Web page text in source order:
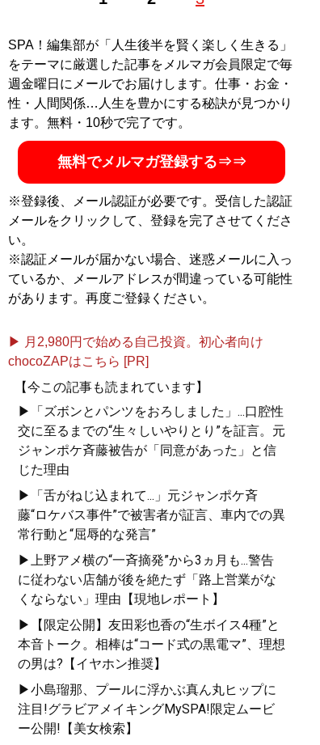
SPA！編集部が「人生後半を賢く楽しく生きる」
をテーマに厳選した記事をメルマガ会員限定で毎
週金曜日にメールでお届けします。仕事・お金・
性・人間関係…人生を豊かにする秘訣が見つかり
ます。無料・10秒で完了です。
無料でメルマガ登録する⇒⇒
※登録後、メール認証が必要です。受信した認証
メールをクリックして、登録を完了させてくださ
い。
※認証メールが届かない場合、迷惑メールに入っ
ているか、メールアドレスが間違っている可能性
があります。再度ご登録ください。
▶ 月2,980円で始める自己投資。初心者向け
chocoZAPはこちら [PR]
【今この記事も読まれています】
▶「ズボンとパンツをおろしました」...口腔性
交に至るまでの“生々しいやりとり”を証言。元
ジャンポケ斉藤被告が「同意があった」と信
じた理由
▶「舌がねじ込まれて...」元ジャンポケ斉
藤“ロケバス事件”で被害者が証言、車内での異
常行動と“屈辱的な発言”
▶上野アメ横の“一斉摘発”から3ヵ月も...警告
に従わない店舗が後を絶たず「路上営業がな
くならない」理由【現地レポート】
▶【限定公開】友田彩也香の“生ボイス4種”と
本音トーク。相棒は“コード式の黒電マ”、理想
の男は?【イヤホン推奨】
▶小島瑠那、プールに浮かぶ真ん丸ヒップに
注目!グラビアメイキングMySPA!限定ムービ
ー公開!【美女検索】